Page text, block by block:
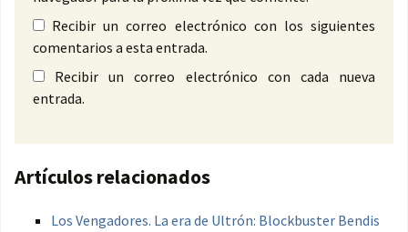
Recibir un correo electrónico con los siguientes
comentarios a esta entrada.
Recibir un correo electrónico con cada nueva
entrada.
Artículos relacionados
Los Vengadores. La era de Ultrón: Blockbuster Bendis